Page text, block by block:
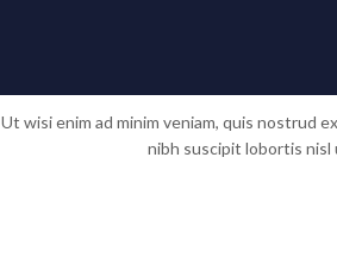
Ut wisi enim ad minim veniam, quis nostrud
nibh suscipit lobortis nisl